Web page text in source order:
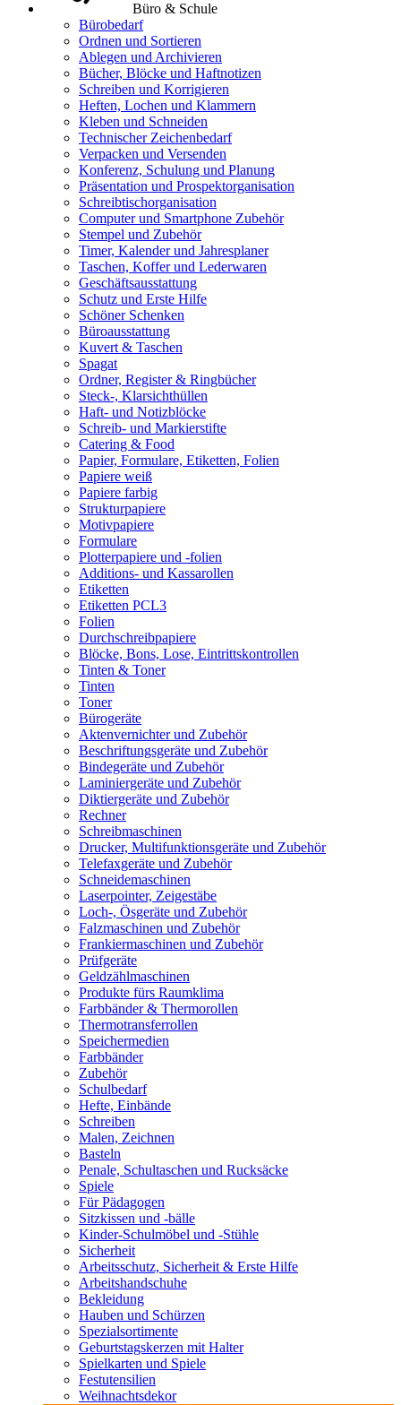
Büro & Schule
Bürobedarf
Ordnen und Sortieren
Ablegen und Archivieren
Bücher, Blöcke und Haftnotizen
Schreiben und Korrigieren
Heften, Lochen und Klammern
Kleben und Schneiden
Technischer Zeichenbedarf
Verpacken und Versenden
Konferenz, Schulung und Planung
Präsentation und Prospektorganisation
Schreibtischorganisation
Computer und Smartphone Zubehör
Stempel und Zubehör
Timer, Kalender und Jahresplaner
Taschen, Koffer und Lederwaren
Geschäftsausstattung
Schutz und Erste Hilfe
Schöner Schenken
Büroausstattung
Kuvert & Taschen
Spagat
Ordner, Register & Ringbücher
Steck-, Klarsichthüllen
Haft- und Notizblöcke
Schreib- und Markierstifte
Catering & Food
Papier, Formulare, Etiketten, Folien
Papiere weiß
Papiere farbig
Strukturpapiere
Motivpapiere
Formulare
Plotterpapiere und -folien
Additions- und Kassarollen
Etiketten
Etiketten PCL3
Folien
Durchschreibpapiere
Blöcke, Bons, Lose, Eintrittskontrollen
Tinten & Toner
Tinten
Toner
Bürogeräte
Aktenvernichter und Zubehör
Beschriftungsgeräte und Zubehör
Bindegeräte und Zubehör
Laminiergeräte und Zubehör
Diktiergeräte und Zubehör
Rechner
Schreibmaschinen
Drucker, Multifunktionsgeräte und Zubehör
Telefaxgeräte und Zubehör
Schneidemaschinen
Laserpointer, Zeigestäbe
Loch-, Ösgeräte und Zubehör
Falzmaschinen und Zubehör
Frankiermaschinen und Zubehör
Prüfgeräte
Geldzählmaschinen
Produkte fürs Raumklima
Farbbänder & Thermorollen
Thermotransferrollen
Speichermedien
Farbbänder
Zubehör
Schulbedarf
Hefte, Einbände
Schreiben
Malen, Zeichnen
Basteln
Penale, Schultaschen und Rucksäcke
Spiele
Für Pädagogen
Sitzkissen und -bälle
Kinder-Schulmöbel und -Stühle
Sicherheit
Arbeitsschutz, Sicherheit & Erste Hilfe
Arbeitshandschuhe
Bekleidung
Hauben und Schürzen
Spezialsortimente
Geburtstagskerzen mit Halter
Spielkarten und Spiele
Festutensilien
Weihnachtsdekor